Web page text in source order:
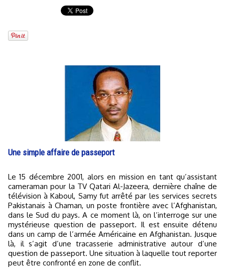
Une simple affaire de passeport
Le 15 décembre 2001, alors en mission en tant qu’assistant
cameraman pour la TV Qatari Al-Jazeera, dernière chaîne de
télévision à Kaboul, Samy fut arrêté par les services secrets
Pakistanais à Chaman, un poste frontière avec l’Afghanistan,
dans le Sud du pays. A ce moment là, on l’interroge sur une
mystérieuse question de passeport. Il est ensuite détenu
dans un camp de l’armée Américaine en Afghanistan. Jusque
là, il s’agit d’une tracasserie administrative autour d’une
question de passeport. Une situation à laquelle tout reporter
peut être confronté en zone de conflit.